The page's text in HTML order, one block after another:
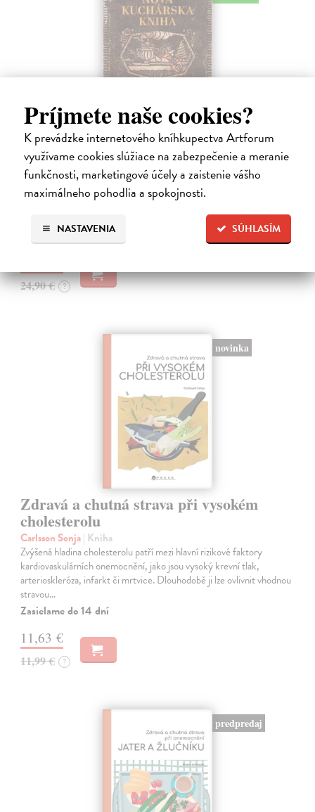
Príjmete naše cookies?
K prevádzke internetového kníhkupectva Artforum
využívame cookies slúžiace na zabezpečenie a meranie
funkčnosti, marketingové účely a zaistenie vášho
maximálneho pohodlia a spokojnosti.
SÚHLASÍM
NASTAVENIA
Nová kuchárska kniha
Vansová Terézia (zost.)| Kniha
Máte pravdu, knižný trh prekypuje kuchárskymi knihami. Nová
kuchárska kniha z pera najpovolanejšej gazdinky Terézie Vansovej je
však dielom, ktoré zaručene obohatí každú domácnosť.
Na sklade ?
24,90 € ?
novinka
Zdravá a chutná strava při vysokém
cholesterolu
Carlsson Sonja| Kniha
Zvýšená hladina cholesterolu patří mezi hlavní rizikové faktory
kardiovaskulárních onemocnění, jako jsou vysoký krevní tlak,
arterioskleróza, infarkt či mrtvice. Dlouhodobě ji lze ovlivnit vhodnou
stravou…
Zasielame do 14 dní
11,63 €
11,99 € ?
predpredaj